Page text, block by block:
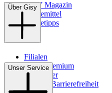
GISY Magazin
Pflegemittel
Pflegetipps
Über Gisy
Filialen
WMS-Premium
Newsletter
Digitale Barrierefreiheit
Unser Service